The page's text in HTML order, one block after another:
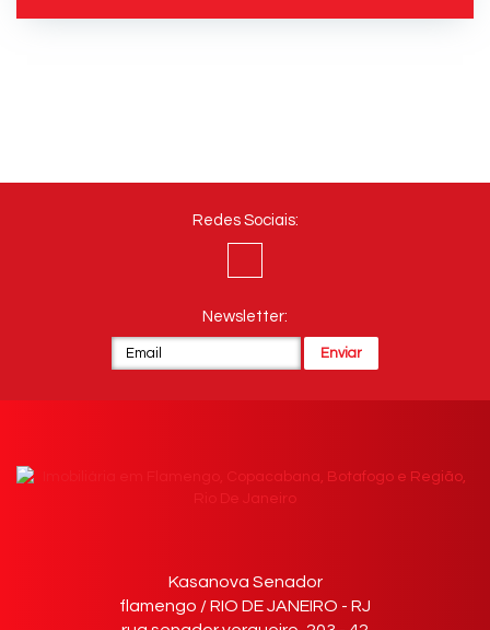
Redes Sociais:
Newsletter:
Kasanova Senador
flamengo / RIO DE JANEIRO - RJ